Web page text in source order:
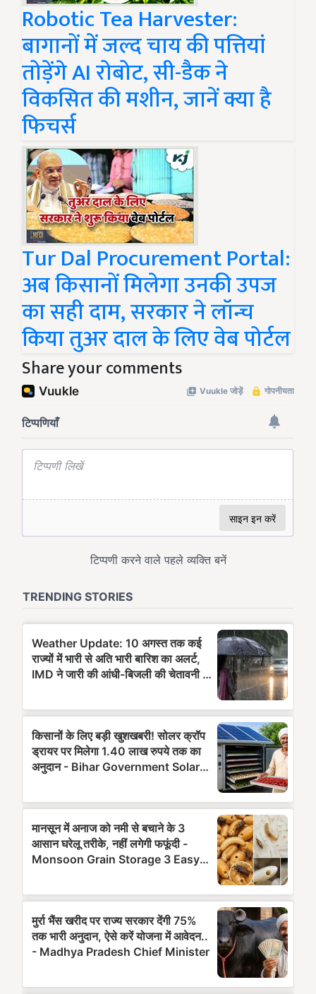
Robotic Tea Harvester:
बागानों में जल्द चाय की पत्तियां
तोड़ेंगे AI रोबोट, सी-डैक ने
विकसित की मशीन, जानें क्या है
फिचर्स
Tur Dal Procurement Portal:
अब किसानों मिलेगा उनकी उपज
का सही दाम, सरकार ने लॉन्च
किया तुअर दाल के लिए वेब पोर्टल
Share your comments